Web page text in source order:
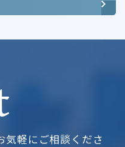
気軽にご相談くださ